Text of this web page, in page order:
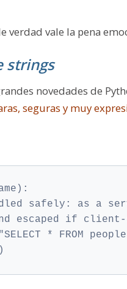
verdad vale la pena
strings
novedades de
seguras y muy
safely: as a
escaped if client-
* FROM people